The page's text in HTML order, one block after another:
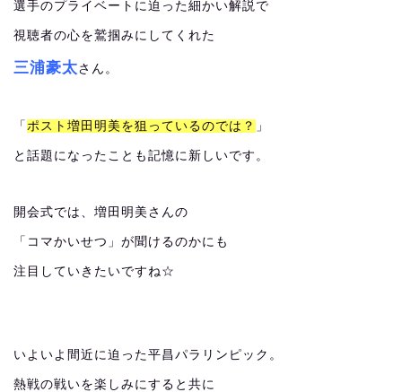
選手のプライベートに迫った細かい解説で
視聴者の心を鷲掴みにしてくれた
三浦豪太さん。
「 ポスト増田明美を狙っているのでは？ 」
と話題になったことも記憶に新しいです。
開会式では、増田明美さんの
「コマかいせつ」が聞けるのかにも
注目していきたいですね☆
いよいよ間近に迫った平昌パラリンピック。
熱戦の戦いを楽しみにすると共に